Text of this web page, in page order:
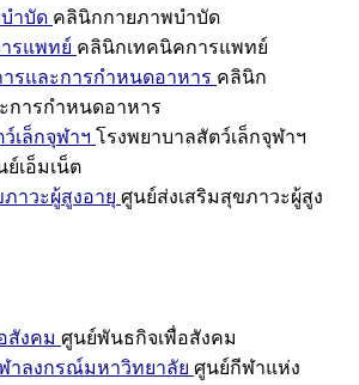
ำบัด คลินิกกายภาพบำบัด
รแพทย์ คลินิกเทคนิคการแพทย์
รและการกำหนดอาหาร คลินิก
การกำหนดอาหาร
เล็กจุฬาฯ โรงพยาบาลสัตว์เล็กจุฬาฯ
ย์เอ็มเน็ต
าวะผู้สูงอายุ ศูนย์ส่งเสริมสุขภาวะผู้สูง
สังคม ศูนย์พันธกิจเพื่อสังคม
าลงกรณ์มหาวิทยาลัย ศูนย์กีฬาแห่ง